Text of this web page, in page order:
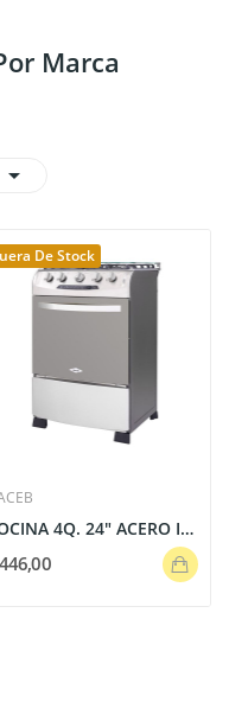
Marca

De Stock
COCINA 4Q. 24" ACERO INOX.- E.E. - GRILL...